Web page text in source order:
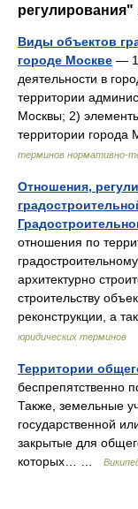
регулирования"
Виды объектов
городе Москве —
деятельности в
территории
Москвы; 2)
территории
терминов нормативно-
Отношения,
отношения по
архитектурно
строительству
реконструкции, а
юридических терминов
Территории
беспрепятственно
Также, земельные
государственной
закрытые для
которых… …